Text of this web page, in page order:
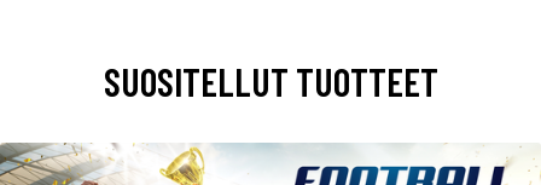
SUOSITELLUT TUOTTEET